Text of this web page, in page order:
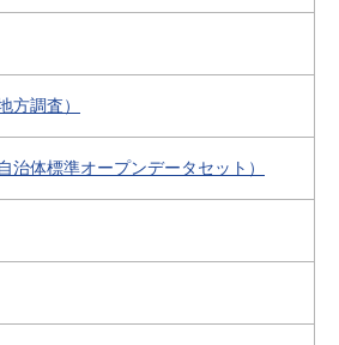
方調査）
治体標準オープンデータセット）